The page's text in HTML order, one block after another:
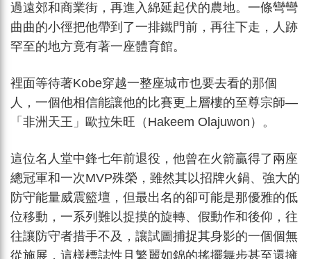
過遠郊和商業街，再進入綿延起伏的農地。一條彎彎
曲曲的小徑把他帶到了一排鐵門前，再往下走，人跡
罕至的地方竟有著一座體育館。
裡面等待著Kobe穿越一整座城市也要去看的那個
人，一個他相信能讓他的比賽更上層樓的至尊宗師—
「非洲天王」歐拉朱旺（Hakeem Olajuwon）。
這位名人堂中鋒七年前退役，他曾在火箭贏得了兩座
總冠軍和一次MVP殊榮，雖然其以招牌火鍋、強大的
防守能量威震籃壇，但最出名的卻可能是那優雅的低
位移動，一系列難以捉摸的旋轉、假動作和後仰，往
往讓防守者措手不及，讓試圖捕捉其身影的一個個無
從施展，這樣標誌性且繁麗如錦的搖擺舞步甚至還擁